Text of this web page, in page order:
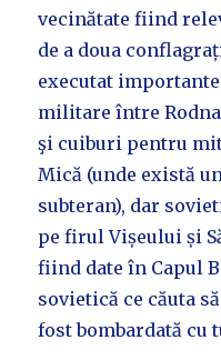
vecinătate fiind
de a doua
executat
militare între Rodna
şi cuiburi pentru
Mică (unde există
subteran), dar
pe firul Vișeului și
fiind date în Capul
sovietică ce căuta
fost bombardată cu